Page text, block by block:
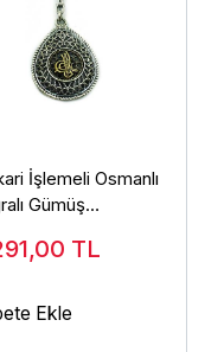
İşlemeli Osmanlı
Gümüş
40
TL
Ekle